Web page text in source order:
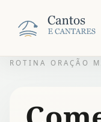
ROTINA ORAÇÃO